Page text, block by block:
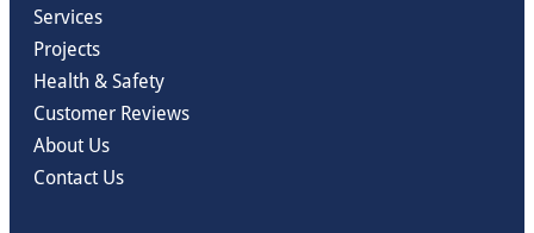
Services
Projects
Health & Safety
Customer Reviews
About Us
Contact Us